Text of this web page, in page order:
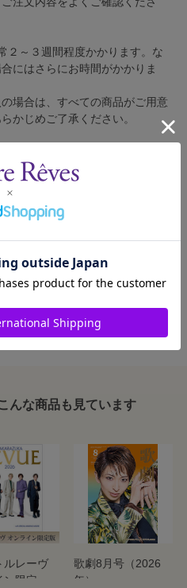
２～３週間程度かかります。な
にはさらにお時間がかかりま
場合は、すべての商品がご用意
かじめご了承ください。
ません。
んな商品も見ています
ルレーヴ
ン限定
歌劇8月号（2026
年）